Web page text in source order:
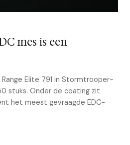
mes is een
Elite 791 in Stormtrooper-
stuks. Onder de coating zit
het meest gevraagde EDC-